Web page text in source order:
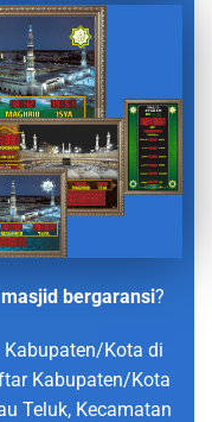
bergaransi?
Kota di
Kabupaten/Kota
Teluk, Kecamatan